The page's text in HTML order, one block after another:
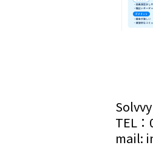
TEL
mail: